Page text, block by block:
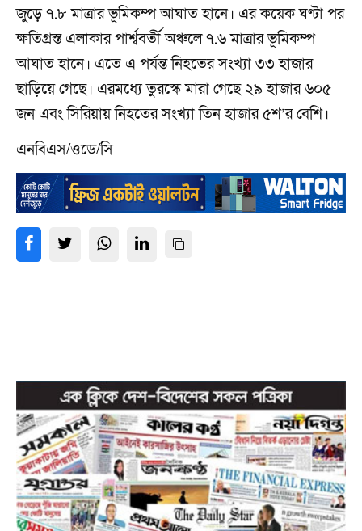
জুড়ে ৭.৮ মাত্রার ভূমিকম্প আঘাত হানে। এর কয়েক ঘণ্টা পর
ক্ষতিগ্রস্ত এলাকার পার্শ্ববর্তী অঞ্চলে ৭.৬ মাত্রার ভূমিকম্প
আঘাত হানে। এতে এ পর্যন্ত নিহতের সংখ্যা ৩৩ হাজার
ছাড়িয়ে গেছে। এরমধ্যে তুরস্কে মারা গেছে ২৯ হাজার ৬০৫
জন এবং সিরিয়ায় নিহতের সংখ্যা তিন হাজার ৫শ’র বেশি।
এনবিএস/ওডে/সি